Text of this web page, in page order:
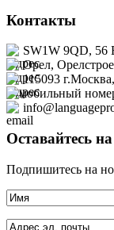
Контакты
SW1W 9QD, 56
Орел,
115093
Оставайтесь
Подпишитесь на